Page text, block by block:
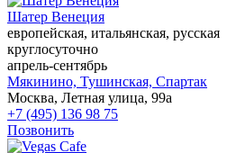
Шатер Венеция
европейская, итальянская, русская
круглосуточно
апрель-сентябрь
Мякинино, Тушинская, Спартак
Москва, Летная улица, 99а
+7 (495) 136 98 75
Позвонить